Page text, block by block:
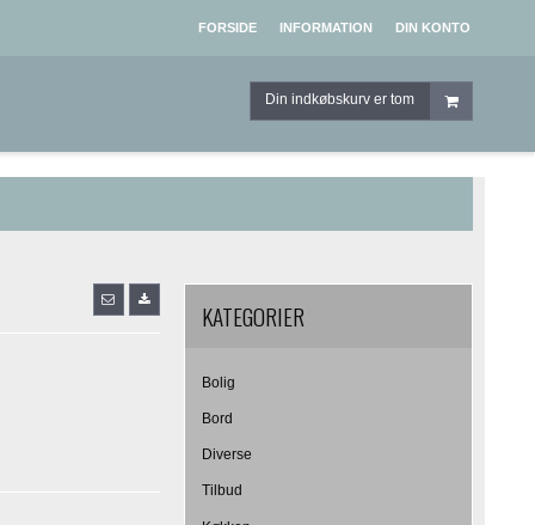
FORSIDE INFORMATION DIN KONTO
Din indkøbskurv er tom
KATEGORIER
Bolig
Bord
Diverse
Tilbud